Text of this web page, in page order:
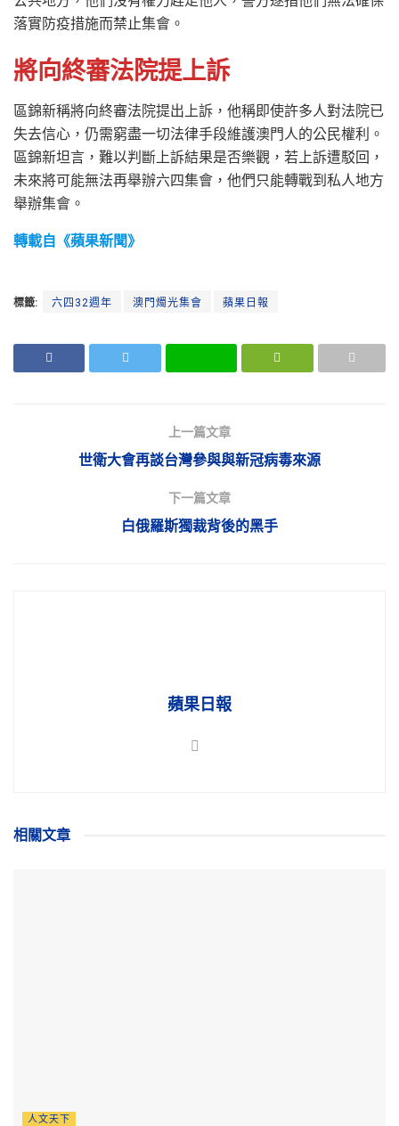
落實防疫措施而禁止集會。
將向終審法院提上訴
區錦新稱將向終審法院提出上訴，他稱即使許多人對法院已
失去信心，仍需窮盡一切法律手段維護澳門人的公民權利。
區錦新坦言，難以判斷上訴結果是否樂觀，若上訴遭駁回，
未來將可能無法再舉辦六四集會，他們只能轉戰到私人地方
舉辦集會。
轉載自《蘋果新聞》
標籤: 六四32週年 澳門燭光集會 蘋果日報
上一篇文章
世衛大會再談台灣參與與新冠病毒來源
下一篇文章
白俄羅斯獨裁背後的黑手
蘋果日報
相關文章
人文天下